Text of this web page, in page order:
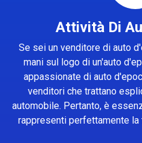
Attività Di
Se sei un venditore di auto
mani sul logo di un'auto
appassionate di auto
venditori che trattano
automobile. Pertanto, è
rappresenti perfettamente la